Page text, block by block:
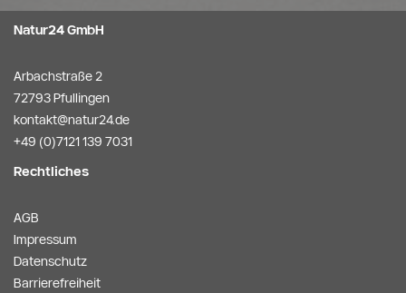
Natur24 GmbH
Arbachstraße 2
72793 Pfullingen
kontakt@natur24.de
+49 (0)7121 139 7031
Rechtliches
AGB
Impressum
Datenschutz
Barrierefreiheit